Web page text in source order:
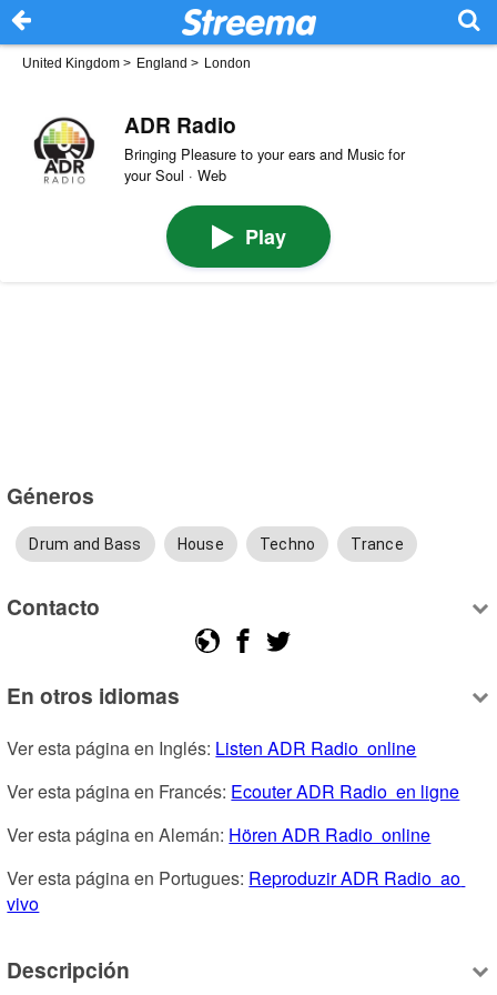
United Kingdom > England > London
ADR Radio
Bringing Pleasure to your ears and Music for
your Soul · Web
Play
Géneros
Drum and Bass House Techno Trance
Contacto
En otros idiomas
Ver esta página en Inglés: Listen ADR Radio  online
Ver esta página en Francés: Ecouter ADR Radio  en ligne
Ver esta página en Alemán: Hören ADR Radio  online
Ver esta página en Portugues: Reproduzir ADR Radio  ao
vivo
Descripción